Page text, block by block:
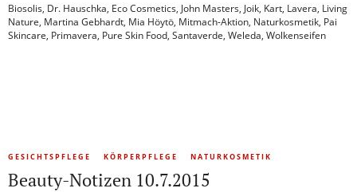
Biosolis, Dr. Hauschka, Eco Cosmetics, John Masters, Joik, Kart, Lavera, Living
Nature, Martina Gebhardt, Mia Höytö, Mitmach-Aktion, Naturkosmetik, Pai
Skincare, Primavera, Pure Skin Food, Santaverde, Weleda, Wolkenseifen
GESICHTSPFLEGE KÖRPERPFLEGE NATURKOSMETIK
Beauty-Notizen 10.7.2015